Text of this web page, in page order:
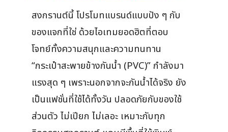
สงกรานต์นี้ โปรโมทแบรนด์แบบปัง ๆ กับ
ของแจกที่ใช่ ด้วยไอเทมยอดฮิตที่ตอบ
โจทย์ทั้งความสนุกและความทนทาน
“กระเป๋าสะพายข้างกันน้ำ (PVC)” กำลังมา
แรงสุด ๆ เพราะนอกจากจะกันน้ำได้จริง ยัง
เป็นแฟชั่นที่ใช้ได้ทั้งวัน ปลอดภัยกับของใช้
ส่วนตัว ไม่เปียก ไม่เลอะ เหมาะกับทุก